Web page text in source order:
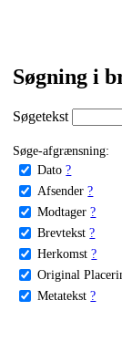
Søgning i
Søgetekst
Søge-afgrænsning:
Dato ?
Afsender ?
Modtager ?
Brevtekst ?
Herkomst ?
Original
Metatekst ?